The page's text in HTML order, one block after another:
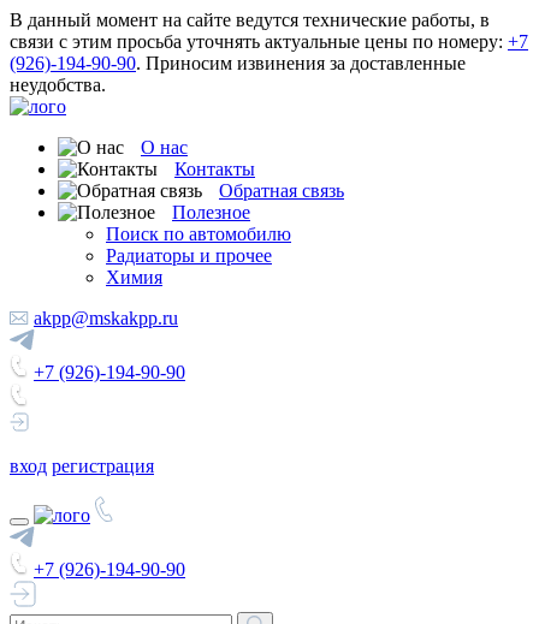
В данный момент на сайте ведутся технические работы, в
связи с этим просьба уточнять актуальные цены по номеру: +7
(926)-194-90-90. Приносим извинения за доставленные
неудобства.
О нас
Контакты
Обратная связь
Полезное
Поиск по автомобилю
Радиаторы и прочее
Химия
akpp@mskakpp.ru
+7 (926)-194-90-90
вход регистрация
+7 (926)-194-90-90